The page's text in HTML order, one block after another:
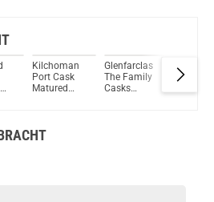
Kilchoman
Port Cask
Matured
Whisky 50%
Glenfarclas
The Family
Casks
Jahre